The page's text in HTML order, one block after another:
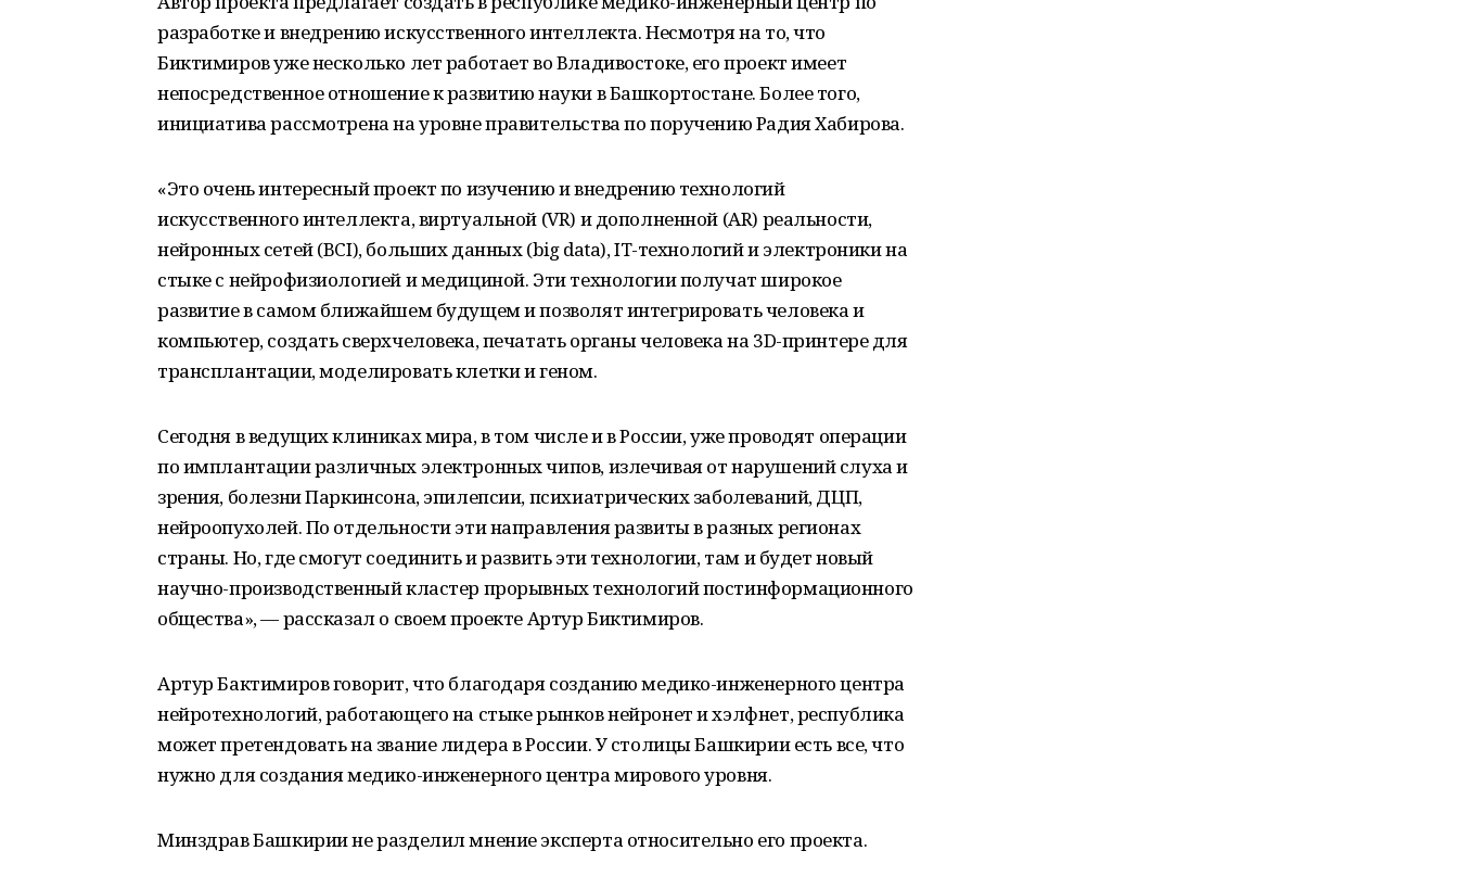
разработке и внедрению искусственного интеллекта. Несмотря на то, что
Биктимиров уже несколько лет работает во Владивостоке, его проект имеет
непосредственное отношение к развитию науки в Башкортостане. Более того,
инициатива рассмотрена на уровне правительства по поручению Радия Хабирова.
«Это очень интересный проект по изучению и внедрению технологий
искусственного интеллекта, виртуальной (VR) и дополненной (AR) реальности,
нейронных сетей (BCI), больших данных (big data), IT-технологий и электроники на
стыке с нейрофизиологией и медициной. Эти технологии получат широкое
развитие в самом ближайшем будущем и позволят интегрировать человека и
компьютер, создать сверхчеловека, печатать органы человека на 3D-принтере для
трансплантации, моделировать клетки и геном.
Сегодня в ведущих клиниках мира, в том числе и в России, уже проводят операции
по имплантации различных электронных чипов, излечивая от нарушений слуха и
зрения, болезни Паркинсона, эпилепсии, психиатрических заболеваний, ДЦП,
нейроопухолей. По отдельности эти направления развиты в разных регионах
страны. Но, где смогут соединить и развить эти технологии, там и будет новый
научно-производственный кластер прорывных технологий постинформационного
общества», — рассказал о своем проекте Артур Биктимиров.
Артур Бактимиров говорит, что благодаря созданию медико-инженерного центра
нейротехнологий, работающего на стыке рынков нейронет и хэлфнет, республика
может претендовать на звание лидера в России. У столицы Башкирии есть все, что
нужно для создания медико-инженерного центра мирового уровня.
Минздрав Башкирии не разделил мнение эксперта относительно его проекта.